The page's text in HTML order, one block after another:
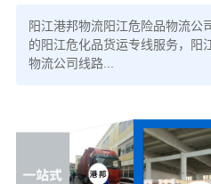
阳江港邦物流阳江危险品物流公
的阳江危化品货运专线服务，阳
物流公司线路...